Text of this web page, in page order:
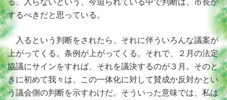
る、入らないという、今迫られている中で判断は、市長が
するべきだと思っている。
入るという判断をされたら、それに伴ういろんな議案が
上がってくる。条例が上がってくる。それで、２月の法定
協議にサインをすれば、それを議決するのが３月。そのと
きに初めて我々は、この一体化に対して賛成か反対かとい
う議会側の判断を示すわけだ。そういった意味では、私は